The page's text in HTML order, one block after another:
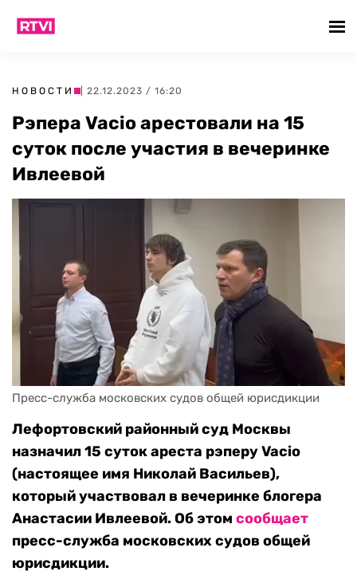
НОВОСТИ | 22.12.2023 / 16:20
Рэпера Vacio арестовали на 15
суток после участия в вечеринке
Ивлеевой
Пресс-служба московских судов общей юрисдикции
Лефортовский районный суд Москвы
назначил 15 суток ареста рэперу Vacio
(настоящее имя Николай Васильев),
который участвовал в вечеринке блогера
Анастасии Ивлеевой. Об этом сообщает
пресс-служба московских судов общей
юрисдикции.